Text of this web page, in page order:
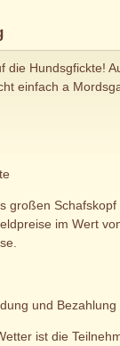
die Hundsgfickte!
einfach a
großen
im Wert
und
ist die